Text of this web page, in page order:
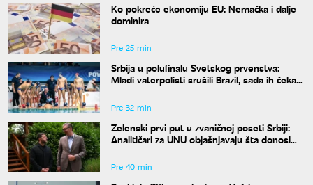
Ko pokreće ekonomiju EU: Nemačka i dalje
dominira
Pre 25 min
Srbija u polufinalu Svetskog prvenstva:
Mladi vaterpolisti srušili Brazil, sada ih čeka
Pre 32 min
Zelenski prvi put u zvaničnoj poseti Srbiji:
Analitičari za UNU objašnjavaju šta donosi
Moskva
Pre 40 min